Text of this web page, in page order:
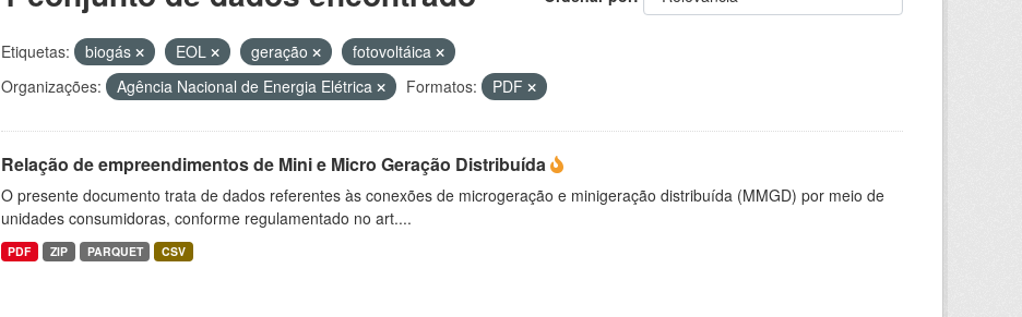
Etiquetas: biogás EOL geração
fotovoltáica
Organizações:
Agência Nacional de Energia Elétrica Formatos: PDF
Relação de empreendimentos de Mini e Micro Geração Distribuída
O presente documento trata de dados referentes às conexões de microgeração e minigeração distribuída (MMGD) por meio de
unidades consumidoras, conforme regulamentado no art....
PDF ZIP PARQUET CSV